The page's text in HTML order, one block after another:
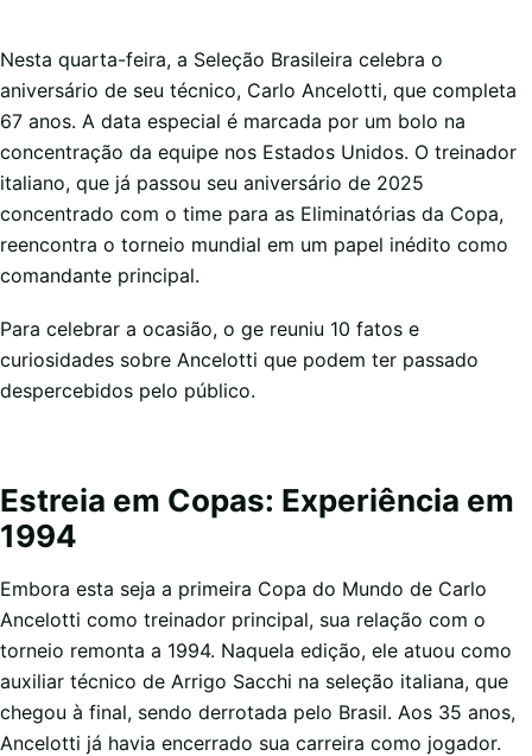
Nesta quarta-feira, a Seleção Brasileira celebra o
aniversário de seu técnico, Carlo Ancelotti, que completa
67 anos. A data especial é marcada por um bolo na
concentração da equipe nos Estados Unidos. O treinador
italiano, que já passou seu aniversário de 2025
concentrado com o time para as Eliminatórias da Copa,
reencontra o torneio mundial em um papel inédito como
comandante principal.
Para celebrar a ocasião, o ge reuniu 10 fatos e
curiosidades sobre Ancelotti que podem ter passado
despercebidos pelo público.
Estreia em Copas: Experiência em
1994
Embora esta seja a primeira Copa do Mundo de Carlo
Ancelotti como treinador principal, sua relação com o
torneio remonta a 1994. Naquela edição, ele atuou como
auxiliar técnico de Arrigo Sacchi na seleção italiana, que
chegou à final, sendo derrotada pelo Brasil. Aos 35 anos,
Ancelotti já havia encerrado sua carreira como jogador.